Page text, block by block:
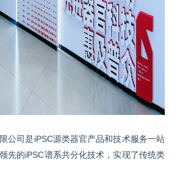
公司是iPSC源类器官产品和技术服务一站
先的iPSC谱系共分化技术，实现了传统类